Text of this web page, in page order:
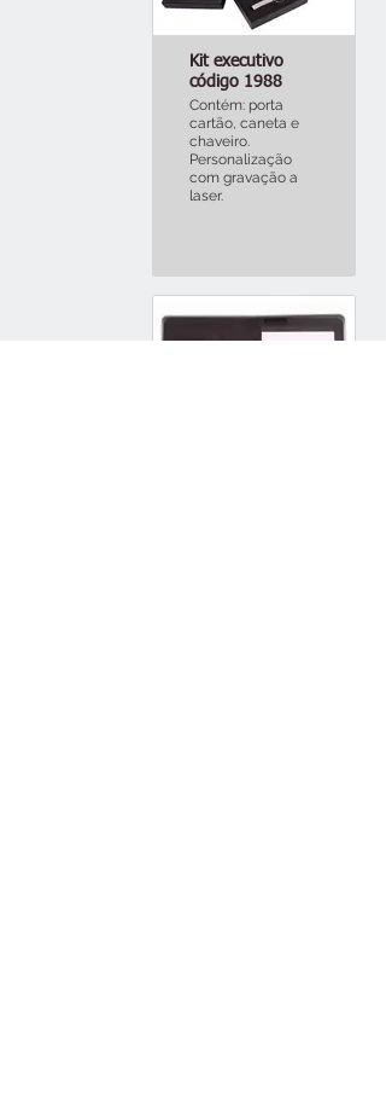
Kit executivo
código 1988
Contém: porta
cartão, caneta e
chaveiro.
Personalização
com gravação a
laser.